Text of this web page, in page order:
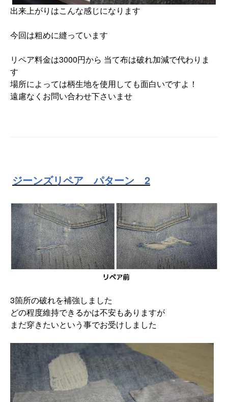
出来上がりはこんな感じになります
今回は粗めに縫っています
リペア料金は3000円から 当て布は破れ加減で代わりま
す
場所によっては柄生地を使用しても面白いですよ！
遠慮なくお問い合わせ下さいませ
ジーンズリペア パターン 2
3箇所の破れを補強しました
どの程度維持できるかは不安もありますが
まだ穿きたいという事でお受けしました